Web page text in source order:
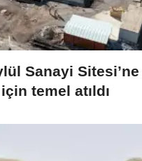
Sanayi Sitesi’ne
temel atıldı